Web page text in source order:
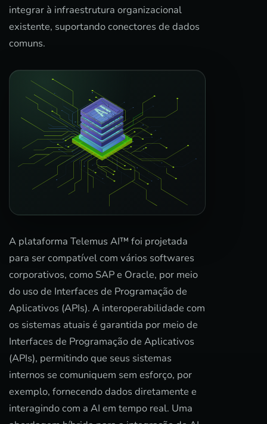
integrar à infraestrutura organizacional
existente, suportando conectores de dados
comuns.
A plataforma Telemus AI™ foi projetada
para ser compatível com vários softwares
corporativos, como SAP e Oracle, por meio
do uso de Interfaces de Programação de
Aplicativos (APIs). A interoperabilidade com
os sistemas atuais é garantida por meio de
Interfaces de Programação de Aplicativos
(APIs), permitindo que seus sistemas
internos se comuniquem sem esforço, por
exemplo, fornecendo dados diretamente e
interagindo com a AI em tempo real. Uma